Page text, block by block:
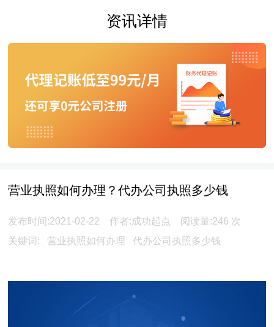
资讯详情
营业执照如何办理？代办公司执照多少钱
发布时间:2021-02-22 作者:成功起点 阅读量:246 次
关键词:
营业执照如何办理 代办公司执照多少钱